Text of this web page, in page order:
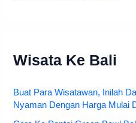
Wisata Ke Bali
Buat Para Wisatawan, Inilah
Nyaman Dengan Harga Mulai